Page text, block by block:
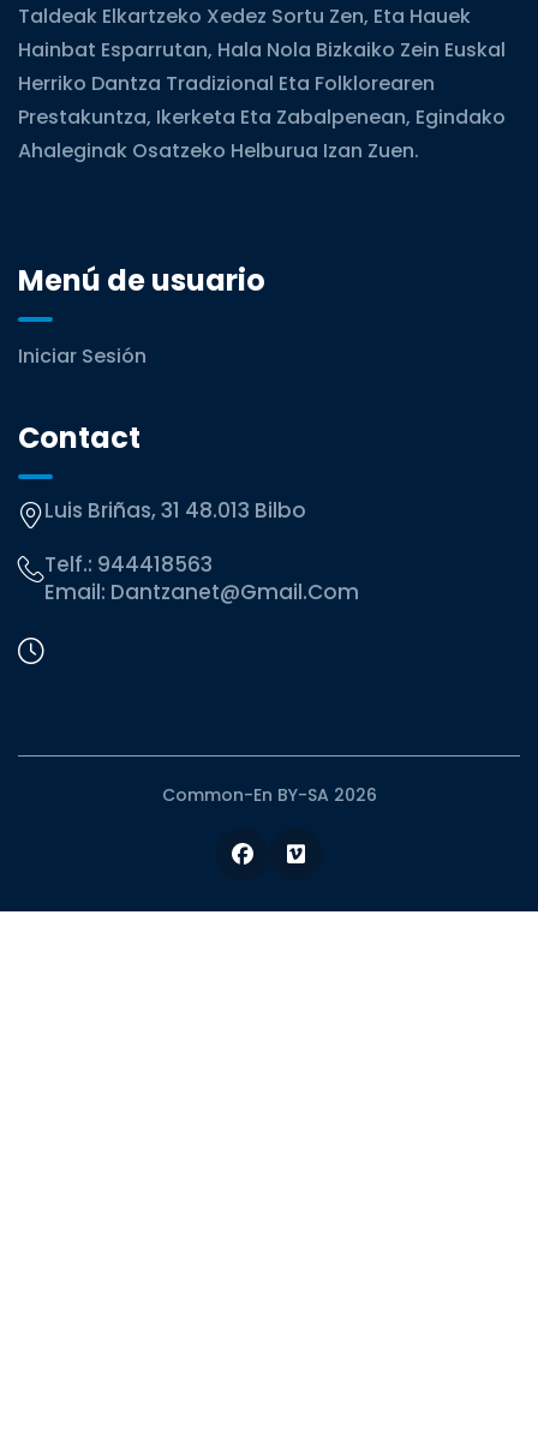
Taldeak Elkartzeko Xedez Sortu Zen, Eta Hauek
Hainbat Esparrutan, Hala Nola Bizkaiko Zein Euskal
Herriko Dantza Tradizional Eta Folklorearen
Prestakuntza, Ikerketa Eta Zabalpenean, Egindako
Ahaleginak Osatzeko Helburua Izan Zuen.
Menú de usuario
Iniciar Sesión
Contact
Luis Briñas, 31 48.013 Bilbo
Telf.: 944418563
Email: Dantzanet@gmail.com
Common-En BY-SA 2026
Facebook
Vimeo